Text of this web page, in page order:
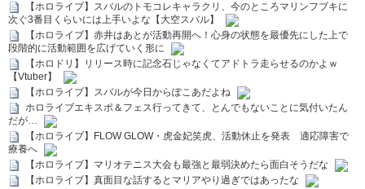
【ホロライブ】スバルのトモコレキャラクリ、今のところマリンフブキに
次ぐ3番目くらいには上手いよな【大空スバル】
【ホロライブ】赤井はあとが活動再開へ！心身の状態を最優先にした上で
段階的に活動範囲を広げていく形に
【ホロドリ】リリース時に記念石じゃなくてアドトラ走らせるのかよｗ
【Vtuber】
【ホロライブ】スバルが今日からぽこあだよね
ホロライブエキスポ＆フェス行ってきて、とんでもないことに気付いたん
だが…
【ホロライブ】FLOW GLOW・虎金妃笑虎、活動休止を発表 適応障害で
療養へ
【ホロライブ】マリオテニス大会も最強と最弱決めたら面白そうだな
【ホロライブ】真面目な話するとマリアやり過ぎではあったな